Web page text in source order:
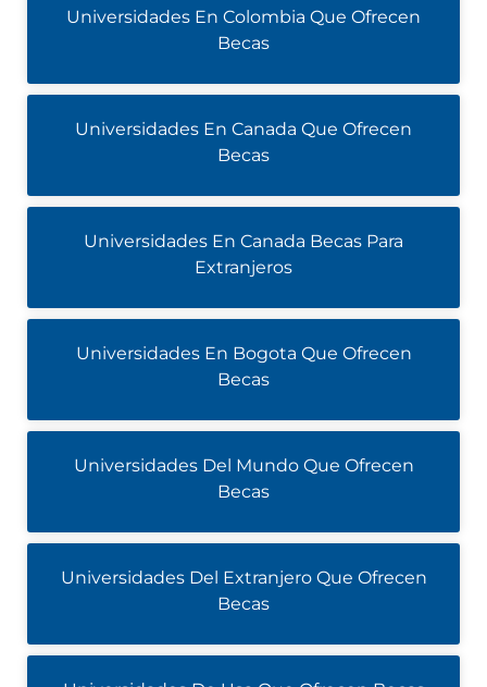
Universidades En Colombia Que Ofrecen
Becas
Universidades En Canada Que Ofrecen
Becas
Universidades En Canada Becas Para
Extranjeros
Universidades En Bogota Que Ofrecen
Becas
Universidades Del Mundo Que Ofrecen
Becas
Universidades Del Extranjero Que Ofrecen
Becas